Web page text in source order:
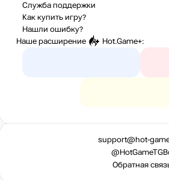
Служба поддержки
Как купить игру?
Нашли ошибку?
Наше расширение
Hot.Game+:
support@hot-
Обратная